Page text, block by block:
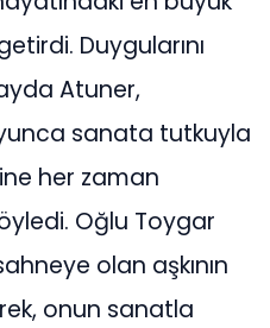
Duygularını
Atuner,
sanata tutkuyla
her zaman
Oğlu Toygar
olan aşkının
onun sanatla